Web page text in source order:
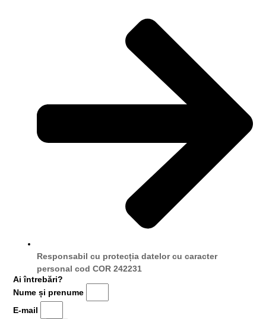
Responsabil cu protecția datelor cu caracter
personal cod COR 242231
Ai întrebări?
Nume și prenume
E-mail